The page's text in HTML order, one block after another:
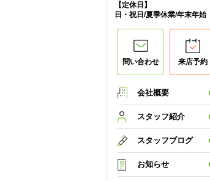
【定休日】
日・祝日/夏季休業/年末年始
問い合わせ 来店予約
会社概要
スタッフ紹介
スタッフブログ
お知らせ